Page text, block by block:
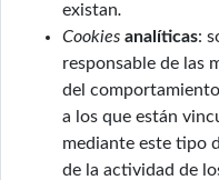
existan.
Cookies analíticas:
responsable de las
del
a los que están
mediante este tipo
de la actividad de